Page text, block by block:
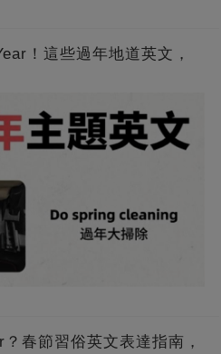
！這些過年地道英文，
春節習俗英文表達指南，